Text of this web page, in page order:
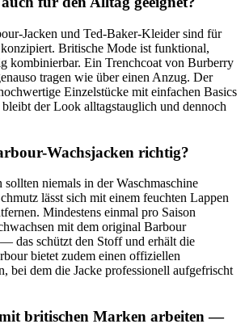
Jacken und Ted-Baker-Kleider sind für
Britische Mode ist funktional,
kombinierbar. Ein Trenchcoat von Burberry
tragen wie über einen Anzug. Der
Einzelstücke mit einfachen Basics
der Look alltagstauglich und dennoch
Wachsjacken richtig?
niemals in der Waschmaschine
lässt sich mit einem feuchten Lappen
Mindestens einmal pro Saison
mit dem original Barbour
das schützt den Stoff und erhält die
bietet zudem einen offiziellen
bei dem die Jacke professionell aufgefrischt
britischen Marken arbeiten —